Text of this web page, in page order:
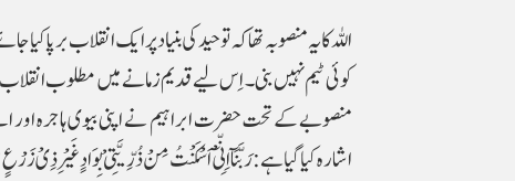
اللہ کا یہ منصوبہ تھاکہ توحید کی بنیاد پر ایک انقلاب
کوئی ٹیم نہیں بنی۔ اِس لیے قدیم زمانے میں مطلوب
منصوبے کے تحت حضرت ابراہیم نے اپنی بیوی ہاجرہ اور
اشارہ کیاگیاہے: رَبَّنَآ اِنِّىْٓ اَسْکَنْتُ مِنْ ذُرِّیَّتِیْ بِوَادٍ غَیْرِ ذِیْ زَرْعٍ